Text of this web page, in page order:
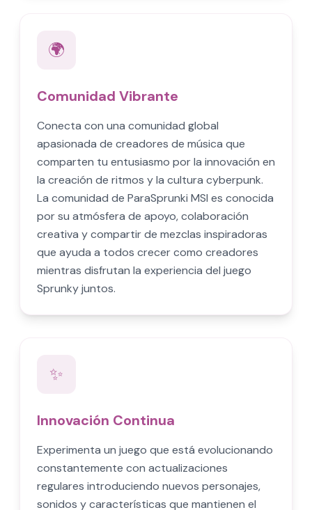
🌍
Comunidad Vibrante
Conecta con una comunidad global
apasionada de creadores de música que
comparten tu entusiasmo por la innovación en
la creación de ritmos y la cultura cyberpunk.
La comunidad de ParaSprunki MSI es conocida
por su atmósfera de apoyo, colaboración
creativa y compartir de mezclas inspiradoras
que ayuda a todos crecer como creadores
mientras disfrutan la experiencia del juego
Sprunky juntos.
✨
Innovación Continua
Experimenta un juego que está evolucionando
constantemente con actualizaciones
regulares introduciendo nuevos personajes,
sonidos y características que mantienen el